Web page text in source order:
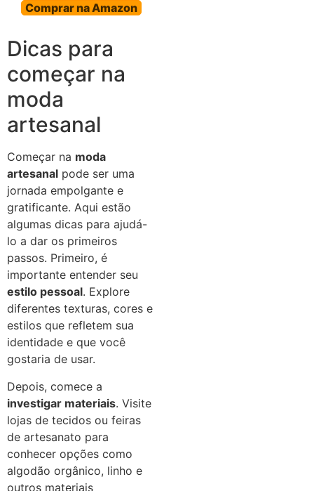
Comprar na Amazon
Dicas para
começar na
moda
artesanal
Começar na moda
artesanal pode ser uma
jornada empolgante e
gratificante. Aqui estão
algumas dicas para ajudá-
lo a dar os primeiros
passos. Primeiro, é
importante entender seu
estilo pessoal. Explore
diferentes texturas, cores e
estilos que refletem sua
identidade e que você
gostaria de usar.
Depois, comece a
investigar materiais. Visite
lojas de tecidos ou feiras
de artesanato para
conhecer opções como
algodão orgânico, linho e
outros materiais